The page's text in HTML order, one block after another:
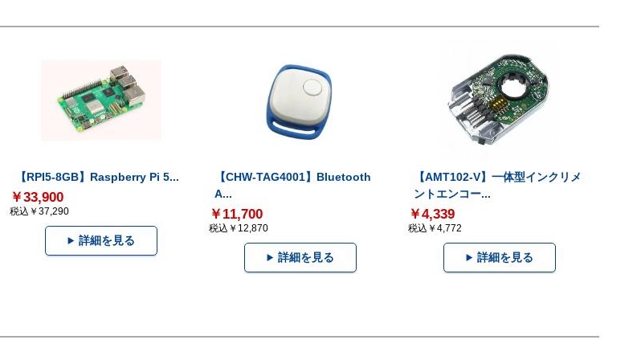
【RPI5-8GB】Raspberry Pi 5...
￥33,900
税込￥37,290
詳細を見る
【CHW-TAG4001】Bluetooth
A...
￥11,700
税込￥12,870
詳細を見る
【AMT102-V】一体型インクリメ
ントエンコー...
￥4,339
税込￥4,772
詳細を見る